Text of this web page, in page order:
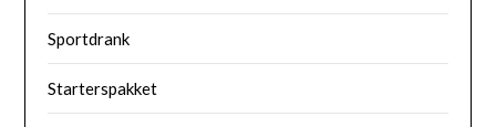
Sportdrank
Starterspakket